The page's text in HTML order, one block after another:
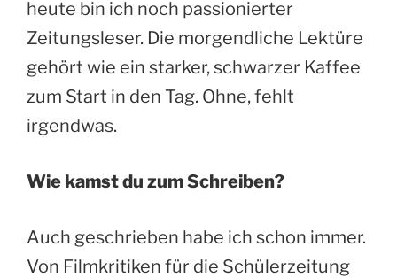
heute bin ich noch passionierter
Zeitungsleser. Die morgendliche Lektüre
gehört wie ein starker, schwarzer Kaffee
zum Start in den Tag. Ohne, fehlt
irgendwas.
Wie kamst du zum Schreiben?
Auch geschrieben habe ich schon immer.
Von Filmkritiken für die Schülerzeitung